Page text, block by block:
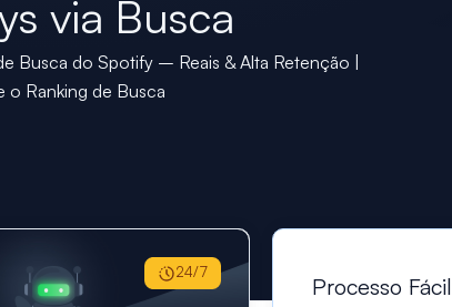
via Busca
Busca do Spotify – Reais & Alta Retenção |
o Ranking de Busca
24/7
Processo Fácil